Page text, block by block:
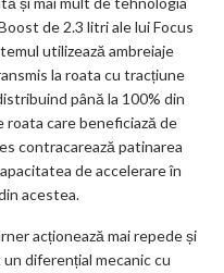
de 2.3 litri ale lui Focus
utilizează ambreiaje
la roata cu tracțiune
până la 100% din
care beneficiază de
contracarează patinarea
de accelerare în
acestea.
acționează mai repede și
diferențial mecanic cu